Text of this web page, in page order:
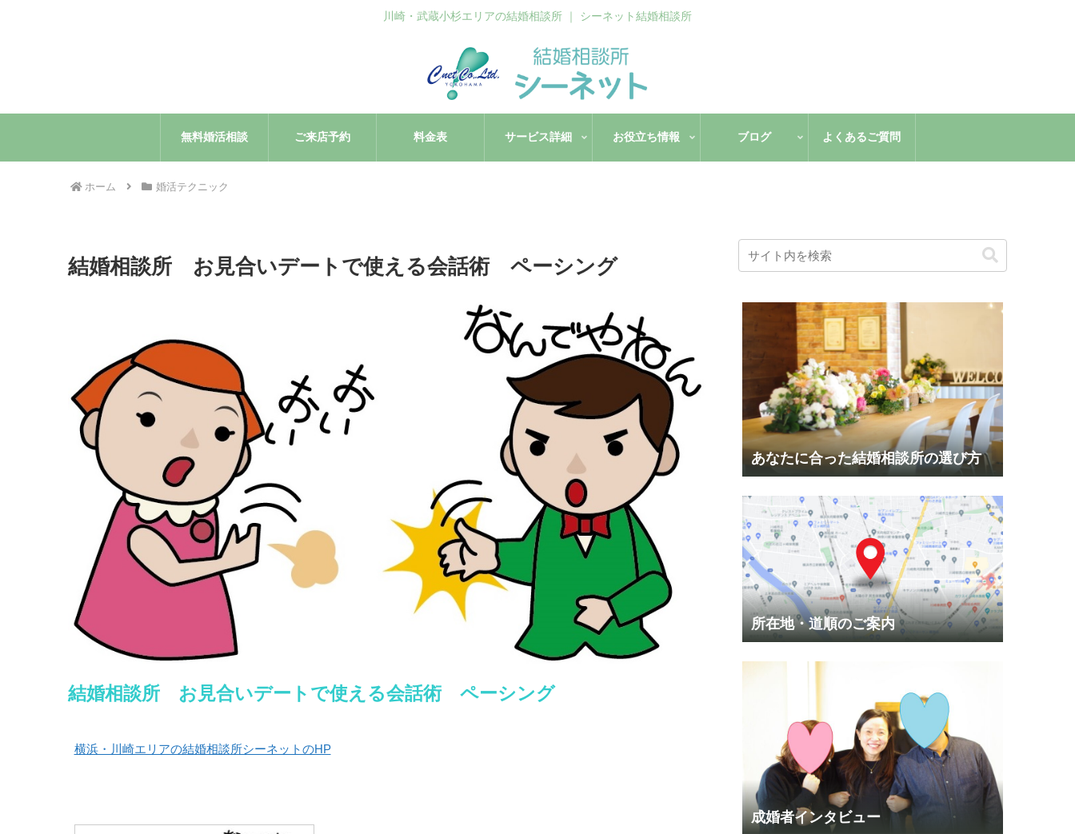
川崎・武蔵小杉エリアの結婚相談所 ｜ シーネット結婚相談所
無料婚活相談 ご来店予約 料金表 サービス詳細 お役立ち情報 ブログ よくあるご質問
ホーム 婚活テクニック
結婚相談所 お見合いデートで使える会話術 ペーシング
結婚相談所 お見合いデートで使える会話術 ペーシング
横浜・川崎エリアの結婚相談所シーネットのHP
あなたに合った結婚相談所の選び方
所在地・道順のご案内
成婚者インタビュー